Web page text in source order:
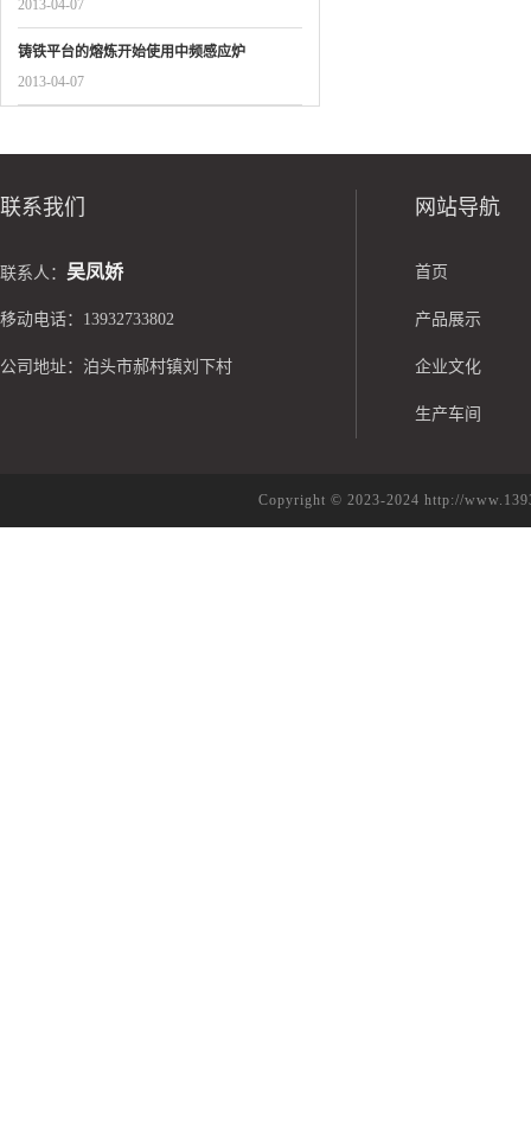
2013-04-07
铸铁平台的熔炼开始使用中频感应炉
2013-04-07
联系我们
联系人： 吴凤娇
移动电话：13932733802
公司地址：泊头市郝村镇刘下村
网站导航
首页
产品展示
企业文化
生产车间
Copyright © 2023-2024 http://